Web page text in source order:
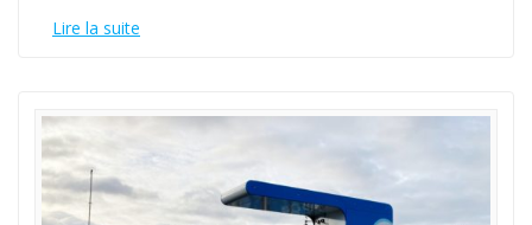
Lire la suite